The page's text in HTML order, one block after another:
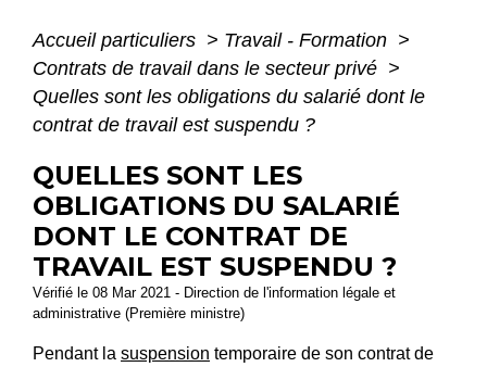
Accueil particuliers > Travail - Formation >
Contrats de travail dans le secteur privé >
Quelles sont les obligations du salarié dont le
contrat de travail est suspendu ?
QUELLES SONT LES
OBLIGATIONS DU SALARIÉ
DONT LE CONTRAT DE
TRAVAIL EST SUSPENDU ?
Vérifié le 08 Mar 2021 - Direction de l'information légale et
administrative (Première ministre)
Pendant la suspension temporaire de son contrat de